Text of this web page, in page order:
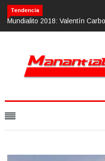
Tendencia
zurda mágicaCalvario Race